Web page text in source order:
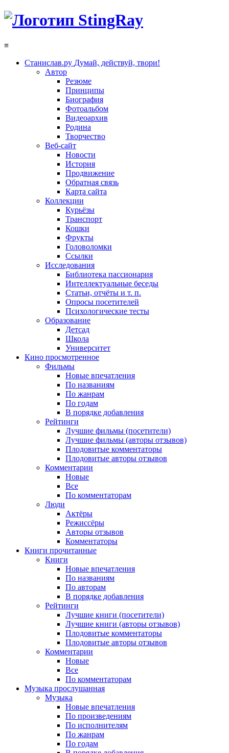
≡
Станислав.ру Думай, действуй, твори!
Автор
Резюме
Принципы
Биография
Фотоальбом
Видеоархив
Родина
Творчество
Веб-сайт
Новости
История
Продвижение
Обратная связь
Карта сайта
Коллекции
Курьёзы
Транспорт
Кошки
Фрукты
Головоломки
Ссылки
Исследования
Библиотека пассионария
Интеллектуальные беседы
Статьи, отчёты и т. п.
Опросы посетителей
Психологические тесты
Образование
Детсад
Школа
Университет
Кино просмотренное
Фильмы
Новые впечатления
По названиям
По жанрам
По годам
В порядке добавления
Рейтинги
Лучшие фильмы (посетители)
Лучшие фильмы (авторы отзывов)
Плодовитые комментаторы
Плодовитые авторы отзывов
Комментарии
Новые
Все
По комментаторам
Люди
Актёры
Режиссёры
Авторы отзывов
Комментаторы
Книги прочитанные
Книги
Новые впечатления
По названиям
По авторам
В порядке добавления
Рейтинги
Лучшие книги (посетители)
Лучшие книги (авторы отзывов)
Плодовитые комментаторы
Плодовитые авторы отзывов
Комментарии
Новые
Все
По комментаторам
Музыка прослушанная
Музыка
Новые впечатления
По произведениям
По исполнителям
По жанрам
По годам